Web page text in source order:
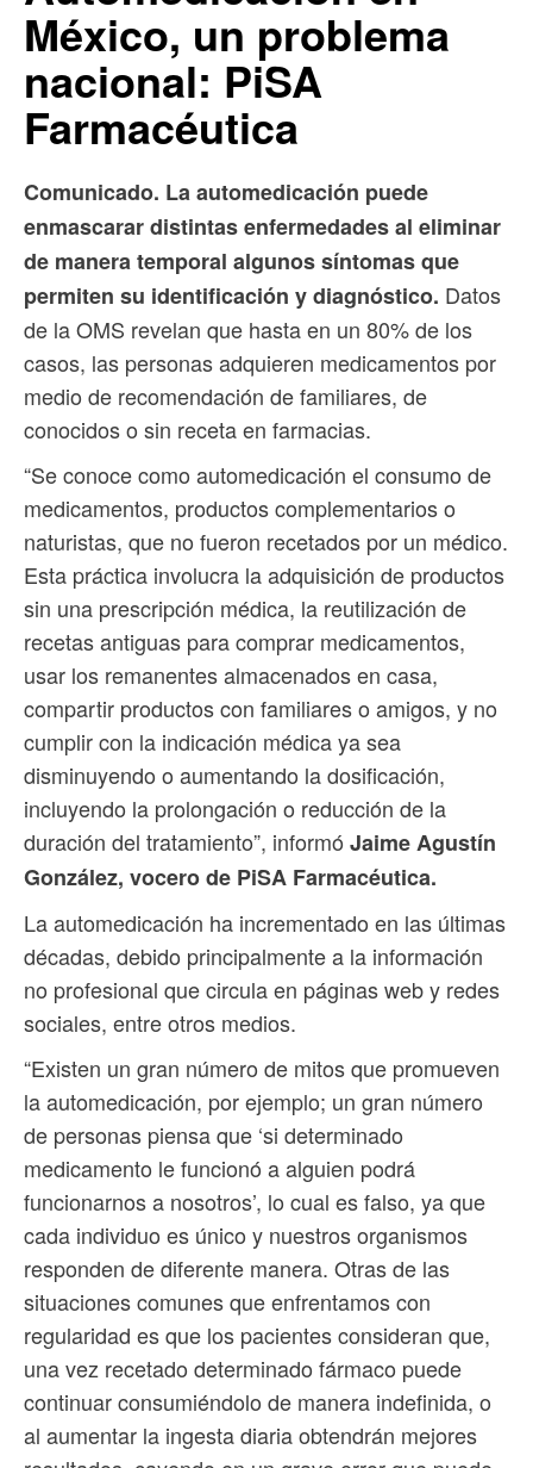
México, un problema
nacional: PiSA
Farmacéutica
Comunicado. La automedicación puede
enmascarar distintas enfermedades al eliminar
de manera temporal algunos síntomas que
permiten su identificación y diagnóstico. Datos
de la OMS revelan que hasta en un 80% de los
casos, las personas adquieren medicamentos por
medio de recomendación de familiares, de
conocidos o sin receta en farmacias.
“Se conoce como automedicación el consumo de
medicamentos, productos complementarios o
naturistas, que no fueron recetados por un médico.
Esta práctica involucra la adquisición de productos
sin una prescripción médica, la reutilización de
recetas antiguas para comprar medicamentos,
usar los remanentes almacenados en casa,
compartir productos con familiares o amigos, y no
cumplir con la indicación médica ya sea
disminuyendo o aumentando la dosificación,
incluyendo la prolongación o reducción de la
duración del tratamiento”, informó Jaime Agustín
González, vocero de PiSA Farmacéutica.
La automedicación ha incrementado en las últimas
décadas, debido principalmente a la información
no profesional que circula en páginas web y redes
sociales, entre otros medios.
“Existen un gran número de mitos que promueven
la automedicación, por ejemplo; un gran número
de personas piensa que ‘si determinado
medicamento le funcionó a alguien podrá
funcionarnos a nosotros’, lo cual es falso, ya que
cada individuo es único y nuestros organismos
responden de diferente manera. Otras de las
situaciones comunes que enfrentamos con
regularidad es que los pacientes consideran que,
una vez recetado determinado fármaco puede
continuar consumiéndolo de manera indefinida, o
al aumentar la ingesta diaria obtendrán mejores